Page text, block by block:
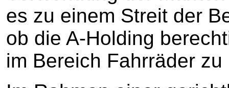
es zu einem Streit der
ob die A-Holding
im Bereich Fahrräder zu